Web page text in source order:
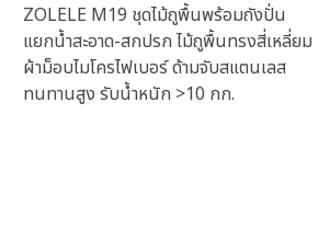
ZOLELE M19 ชุดไม้ถูพื้นพร้อมถังปั่น
แยกน้ำสะอาด-สกปรก ไม้ถูพื้นทรงสี่เหลี่ยม
ผ้าม็อบไมโครไฟเบอร์ ด้ามจับสแตนเลส
ทนทานสูง รับน้ำหนัก >10 กก.